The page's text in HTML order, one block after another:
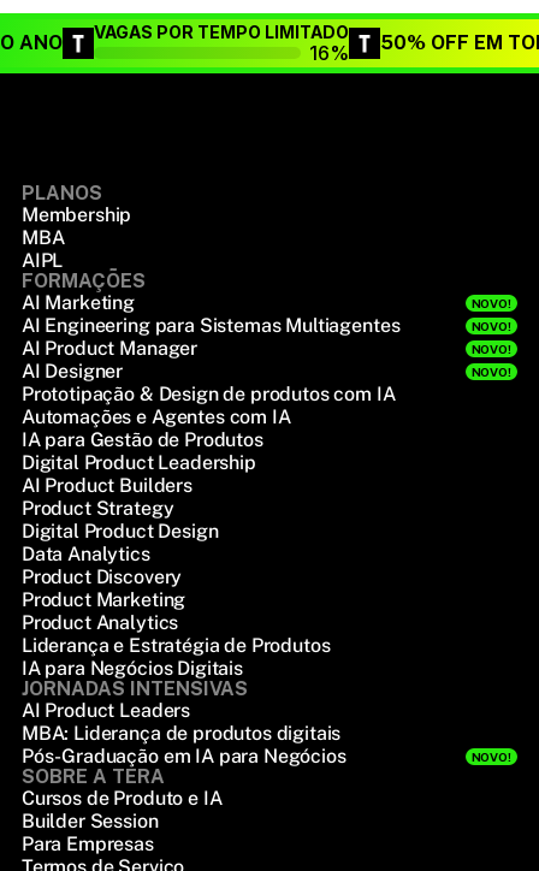
ANO VAGAS POR TEMPO LIMITADO
16% 50% OFF EM
PLANOS
Membership
MBA
AIPL
FORMAÇÕES
AI Marketing
NOVO!
AI Engineering para Sistemas Multiagentes NOVO!
AI Product Manager NOVO!
AI Designer NOVO!
Prototipação & Design de produtos com IA
Automações e Agentes com IA
IA para Gestão de Produtos
Digital Product Leadership
AI Product Builders
Product Strategy
Digital Product Design
Data Analytics
Product Discovery
Product Marketing
Product Analytics
Liderança e Estratégia de Produtos
IA para Negócios Digitais
JORNADAS INTENSIVAS
AI Product Leaders
MBA: Liderança de produtos digitais
Pós-Graduação em IA para Negócios
NOVO!
SOBRE A TERA
Cursos de Produto e IA
Builder Session
Para Empresas